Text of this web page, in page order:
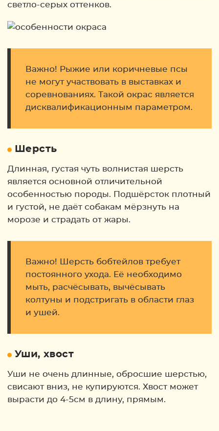
светло-серых оттенков.
Важно! Рыжие или коричневые псы
не могут участвовать в выставках и
соревнованиях. Такой окрас является
дисквалификационным параметром.
Шерсть
Длинная, густая чуть волнистая шерсть
является основной отличительной
особенностью породы. Подшёрсток плотный
и густой, не даёт собакам мёрзнуть на
морозе и страдать от жары.
Важно! Шерсть бобтейлов требует
постоянного ухода. Её необходимо
мыть, расчёсывать, вычёсывать
колтуны и подстригать в области глаз
и ушей.
Уши, хвост
Уши не очень длинные, обросшие шерстью,
свисают вниз, не купируются. Хвост может
вырасти до 4-5см в длину, прямым.